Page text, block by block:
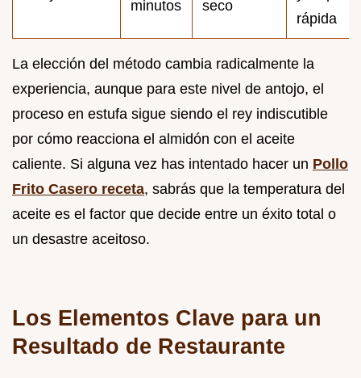
minutos
seco
rápida
La elección del método cambia radicalmente la
experiencia, aunque para este nivel de antojo, el
proceso en estufa sigue siendo el rey indiscutible
por cómo reacciona el almidón con el aceite
caliente. Si alguna vez has intentado hacer un Pollo
Frito Casero receta, sabrás que la temperatura del
aceite es el factor que decide entre un éxito total o
un desastre aceitoso.
Los Elementos Clave para un
Resultado de Restaurante